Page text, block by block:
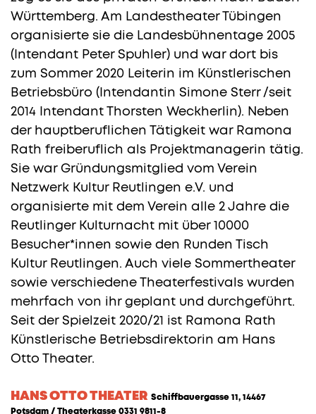
Württemberg. Am Landestheater Tübingen
organisierte sie die Landesbühnentage 2005
(Intendant Peter Spuhler) und war dort bis
zum Sommer 2020 Leiterin im Künstlerischen
Betriebsbüro (Intendantin Simone Sterr /seit
2014 Intendant Thorsten Weckherlin). Neben
der hauptberuflichen Tätigkeit war Ramona
Rath freiberuflich als Projektmanagerin tätig.
Sie war Gründungsmitglied vom Verein
Netzwerk Kultur Reutlingen e.V. und
organisierte mit dem Verein alle 2 Jahre die
Reutlinger Kulturnacht mit über 10000
Besucher*innen sowie den Runden Tisch
Kultur Reutlingen. Auch viele Sommertheater
sowie verschiedene Theaterfestivals wurden
mehrfach von ihr geplant und durchgeführt.
Seit der Spielzeit 2020/21 ist Ramona Rath
Künstlerische Betriebsdirektorin am Hans
Otto Theater.
HANS OTTO THEATER Schiffbauergasse 11, 14467
Potsdam / Theaterkasse 0331 9811-8